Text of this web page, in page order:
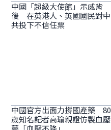
中國「超級大使館」示威背
後 在英港人、英國國民對中
共投下不信任票
中國官方出面力撐國產藥 80
歲知名記者高瑜親證仿製血壓